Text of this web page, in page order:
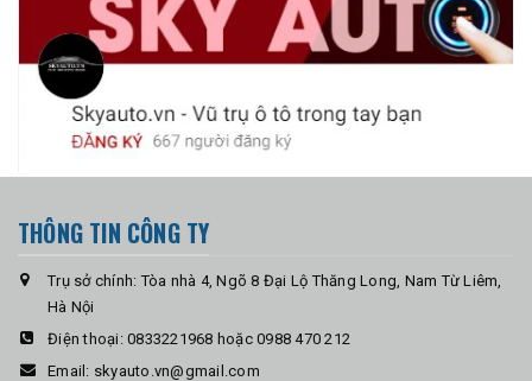
THÔNG TIN CÔNG TY
Trụ sở chính: Tòa nhà 4, Ngõ 8 Đại Lộ Thăng Long, Nam Từ Liêm,
Hà Nội
Điện thoại: 0833221968 hoặc 0988 470 212
Email: skyauto.vn@gmail.com